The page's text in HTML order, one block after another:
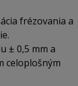
frézovania a
± 0,5 mm a
celoplošným